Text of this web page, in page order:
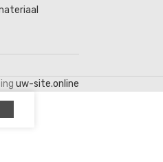
uw-site.online